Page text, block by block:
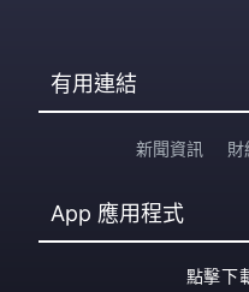
有用連結
新聞資訊 財
App 應用程式
點擊下